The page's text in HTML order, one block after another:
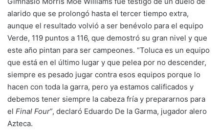
alarido que se prolongó hasta el tercer tiempo extra,
aunque el resultado volvió a ser benévolo para el equipo
Verde, 119 puntos a 116, que demostró su gran nivel y que
este año pintan para ser campeones. “Toluca es un equipo
que está en el último lugar y que pelea por no descender,
siempre es pesado jugar contra esos equipos porque lo
hacen con toda la garra, pero ya estamos calificados y
debemos tener siempre la cabeza fría y prepararnos para
el Final Four”, declaró Eduardo De la Garma, jugador alero
Azteca.